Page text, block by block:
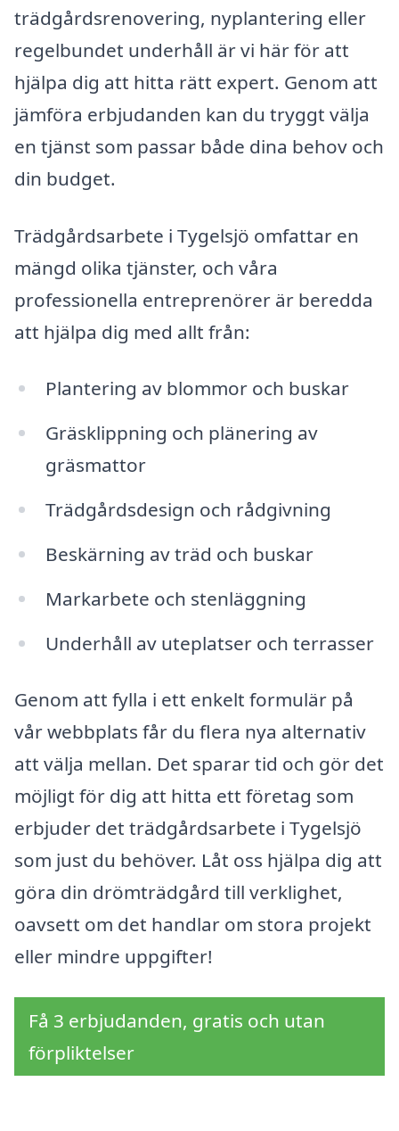
trädgårdsrenovering, nyplantering eller
regelbundet underhåll är vi här för att
hjälpa dig att hitta rätt expert. Genom att
jämföra erbjudanden kan du tryggt välja
en tjänst som passar både dina behov och
din budget.
Trädgårdsarbete i Tygelsjö omfattar en
mängd olika tjänster, och våra
professionella entreprenörer är beredda
att hjälpa dig med allt från:
Plantering av blommor och buskar
Gräsklippning och plänering av
gräsmattor
Trädgårdsdesign och rådgivning
Beskärning av träd och buskar
Markarbete och stenläggning
Underhåll av uteplatser och terrasser
Genom att fylla i ett enkelt formulär på
vår webbplats får du flera nya alternativ
att välja mellan. Det sparar tid och gör det
möjligt för dig att hitta ett företag som
erbjuder det trädgårdsarbete i Tygelsjö
som just du behöver. Låt oss hjälpa dig att
göra din drömträdgård till verklighet,
oavsett om det handlar om stora projekt
eller mindre uppgifter!
Få 3 erbjudanden, gratis och utan
förpliktelser